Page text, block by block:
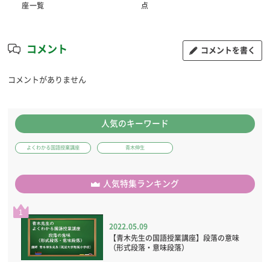
座一覧
点
コメント コメントを書く
コメントがありません
人気のキーワード
よくわかる国語授業講座 青木伸生
人気特集ランキング
1
2022.05.09
【青木先生の国語授業講座】段落の意味
（形式段落・意味段落）